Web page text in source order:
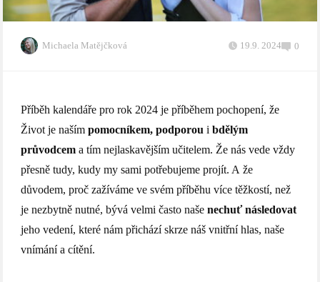
Michaela Matějčková 19.9. 2024 0
Příběh kalendáře pro rok 2024 je příběhem pochopení, že
Život je našímpomocníkem, podporou ibdělým
průvodcema tím nejlaskavějším učitelem. Že nás vede vždy
přesně tudy, kudy my sami potřebujeme projít. A že
důvodem, proč zažíváme ve svém příběhu více těžkostí, než
je nezbytně nutné, bývá velmi často našenechuť následovat
jeho vedení, které nám přichází skrze náš vnitřní hlas, naše
vnímání a cítění.